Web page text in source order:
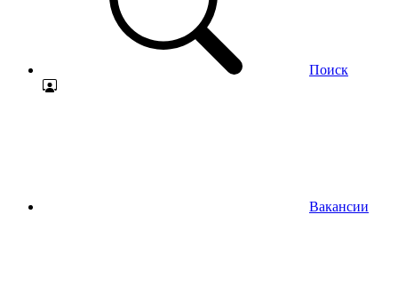
Поиск
Вакансии